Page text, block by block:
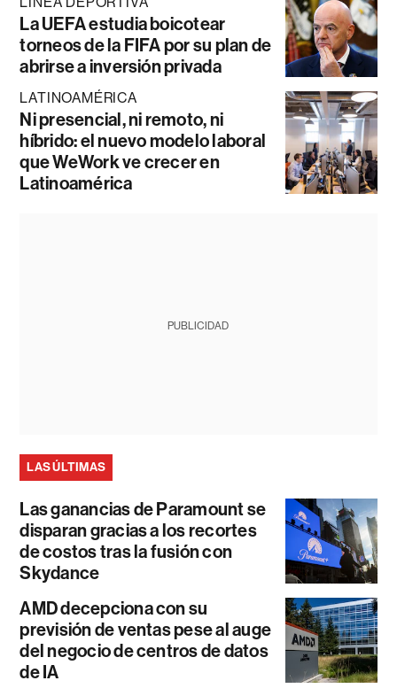
La UEFA estudia boicotear
torneos de la FIFA por su plan de
abrirse a inversión privada
LATINOAMÉRICA
Ni presencial, ni remoto, ni
híbrido: el nuevo modelo laboral
que WeWork ve crecer en
Latinoamérica
PUBLICIDAD
LAS ÚLTIMAS
Las ganancias de Paramount se
disparan gracias a los recortes
de costos tras la fusión con
Skydance
AMD decepciona con su
previsión de ventas pese al auge
del negocio de centros de datos
de IA